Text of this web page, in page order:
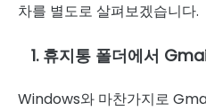
차를 별도로 살펴보겠습니다.
1. 휴지통 폴더에서
Windows와 마찬가지로